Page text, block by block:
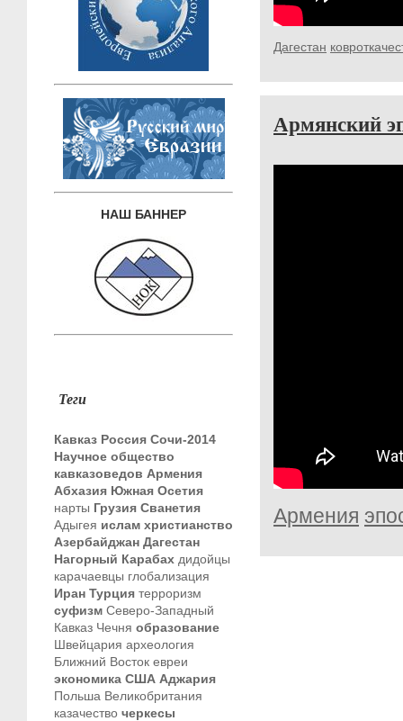
НАШ БАННЕР
Теги
Кавказ Россия Сочи-2014
Научное общество
кавказоведов Армения
Абхазия Южная Осетия
нарты Грузия Сванетия
Адыгея ислам христианство
Азербайджан Дагестан
Нагорный Карабах дидойцы
карачаевцы глобализация
Иран Турция терроризм
суфизм Северо-Западный
Кавказ Чечня образование
Швейцария археология
Ближний Восток евреи
экономика США Аджария
Польша Великобритания
казачество черкесы
Дагестан
Армянский
Армения